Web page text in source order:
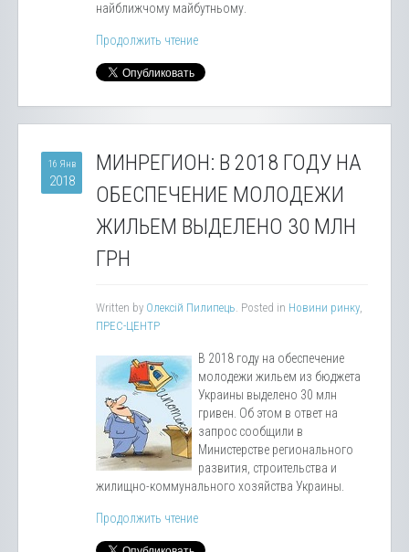
найближчому майбутньому.
Продолжить чтение
16 Янв
2018
МИНРЕГИОН: В 2018 ГОДУ НА
ОБЕСПЕЧЕНИЕ МОЛОДЕЖИ
ЖИЛЬЕМ ВЫДЕЛЕНО 30 МЛН
ГРН
Written by Олексій Пилипець. Posted in Новини ринку,
ПРЕС-ЦЕНТР
В 2018 году на обеспечение
молодежи жильем из бюджета
Украины выделено 30 млн
гривен. Об этом в ответ на
запрос сообщили в
Министерстве регионального
развития, строительства и
жилищно-коммунального хозяйства Украины.
Продолжить чтение